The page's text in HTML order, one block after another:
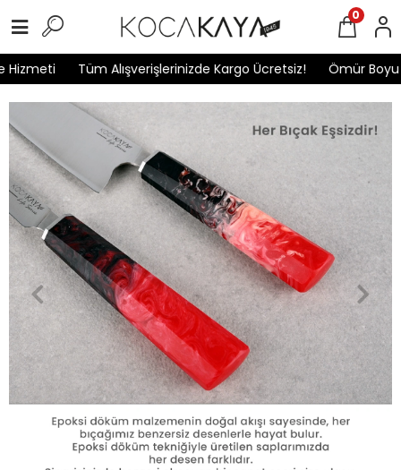
Tüm Alışverişlerinizde Kargo Ücretsiz! Ömür Boyu
0